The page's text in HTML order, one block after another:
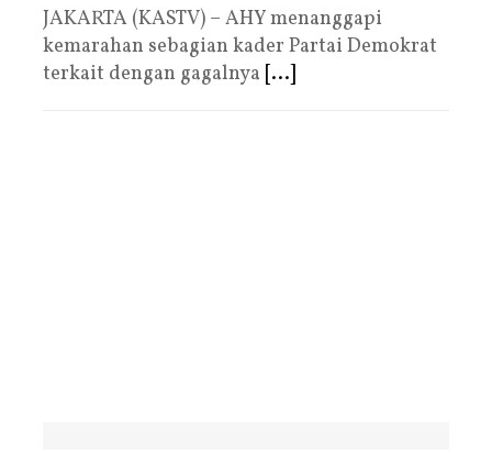
JAKARTA (KASTV) – AHY menanggapi
kemarahan sebagian kader Partai Demokrat
terkait dengan gagalnya [...]